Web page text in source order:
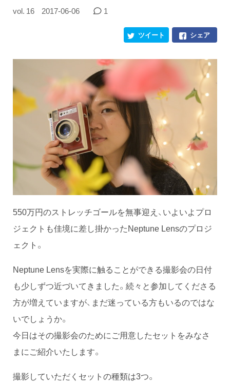
vol. 16 2017-06-06 1
シェア
ツイート
550万円のストレッチゴールを無事迎え、いよいよプロ
ジェクトも佳境に差し掛かったNeptune Lensのプロジ
ェクト。
Neptune Lensを実際に触ることができる撮影会の日付
も少しずつ近づいてきました。続々と参加してくださる
方が増えていますが、まだ迷っている方もいるのではな
いでしょうか。
今日はその撮影会のためにご用意したセットをみなさ
まにご紹介いたします。
撮影していただくセットの種類は3つ。